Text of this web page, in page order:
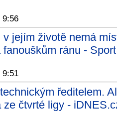
9:56
v jejím životě nemá
fanouškům ránu -
9:51
ředitelem.
ze čtvrté ligy -